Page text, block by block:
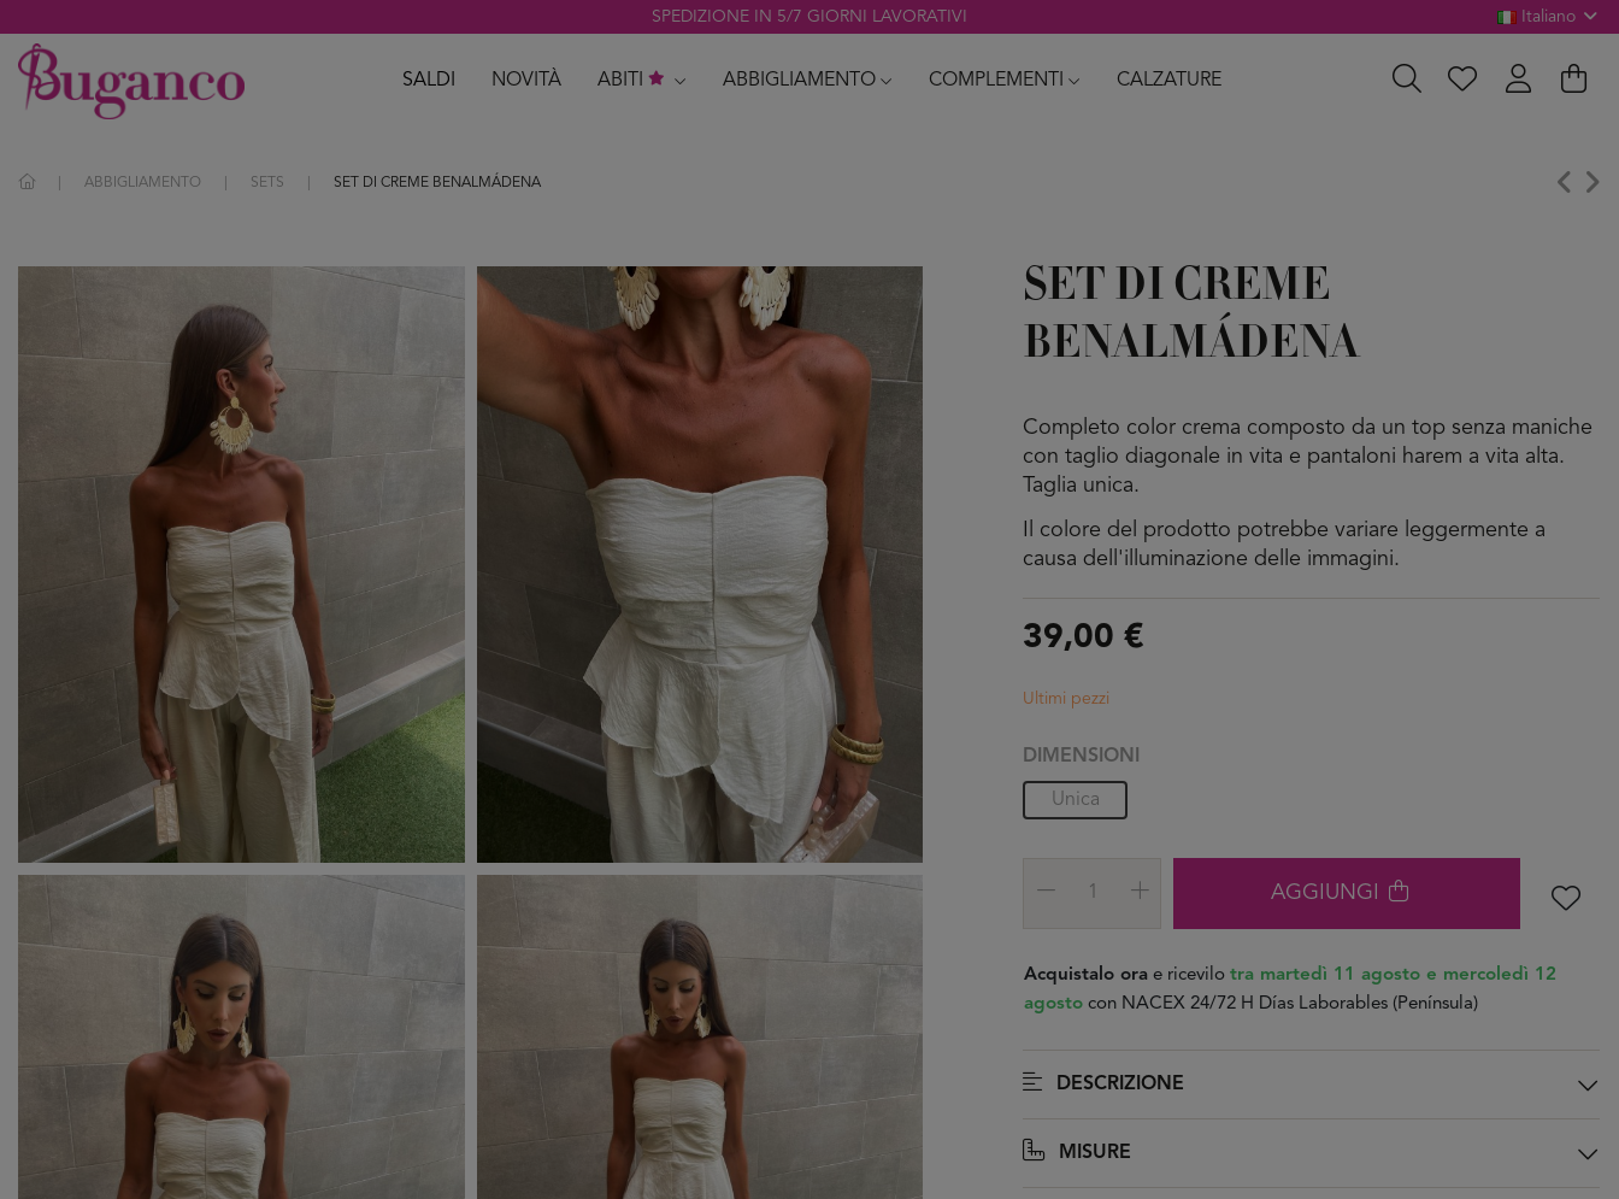
SPEDIZIONE IN 5/7 GIORNI LAVORATIVI Italiano
SALDI NOVITÀ ABITI ABBIGLIAMENTO COMPLEMENTI CALZATURE
ABBIGLIAMENTO SETS SET DI CREME BENALMÁDENA
SET DI CREME
BENALMÁDENA
Completo color crema composto da un top senza maniche
con taglio diagonale in vita e pantaloni harem a vita alta.
Taglia unica.
Il colore del prodotto potrebbe variare leggermente a
causa dell'illuminazione delle immagini.
39,00 €
Ultimi pezzi
DIMENSIONI
Unica
AGGIUNGI
Acquistalo ora e ricevilotra martedì 11 agosto e mercoledì 12
agosto con NACEX 24/72 H Días Laborables (Península)
DESCRIZIONE
MISURE